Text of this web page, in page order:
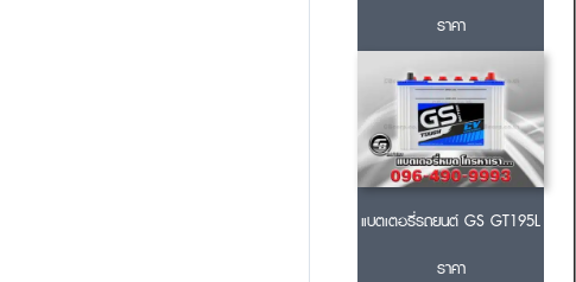
ราคา
แบตเตอรี่รถยนต์ GS GT195L
ราคา